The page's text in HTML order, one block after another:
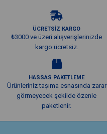
ÜCRETSİZ KARGO
₺3000 ve üzeri alışverişlerinizde
kargo ücretsiz.
HASSAS PAKETLEME
Ürünleriniz taşıma esnasında zarar
görmeyecek şekilde özenle
paketlenir.